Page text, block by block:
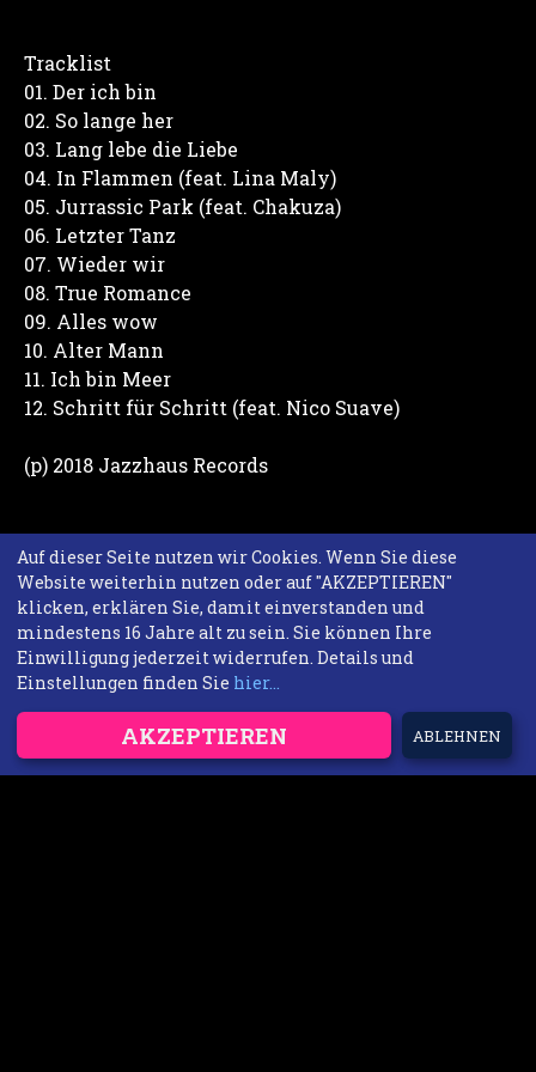
Tracklist
01. Der ich bin
02. So lange her
03. Lang lebe die Liebe
04. In Flammen (feat. Lina Maly)
05. Jurrassic Park (feat. Chakuza)
06. Letzter Tanz
07. Wieder wir
08. True Romance
09. Alles wow
10. Alter Mann
11. Ich bin Meer
12. Schritt für Schritt (feat. Nico Suave)
(p) 2018 Jazzhaus Records
Auf dieser Seite nutzen wir Cookies. Wenn Sie diese
Website weiterhin nutzen oder auf "AKZEPTIEREN"
klicken, erklären Sie, damit einverstanden und
mindestens 16 Jahre alt zu sein. Sie können Ihre
Einwilligung jederzeit widerrufen. Details und
Einstellungen finden Sie hier...
AKZEPTIEREN ABLEHNEN